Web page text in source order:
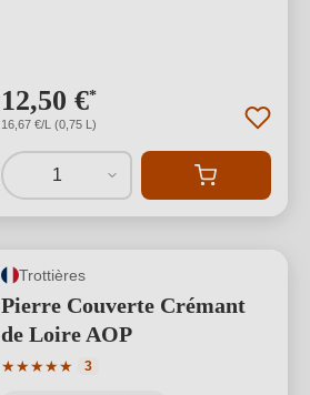
12,50 €*
16,67 €/L (0,75 L)
1
Trottières
Pierre Couverte Crémant
de Loire AOP
★★★★★
Valutazione media di 5 su 5 stelle
3